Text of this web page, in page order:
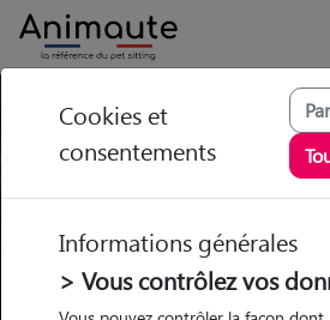
Trouvez votre
Garde
chez le Pet Sitter
Garde
chez le Pet Sitter
Cookies et
consentements
Informations générales
> Vous contrôlez vos